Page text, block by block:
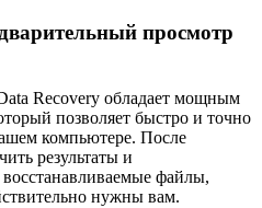
просмотр
Recovery обладает мощным
позволяет быстро и точно
компьютере. После
результаты и
файлы,
нужны вам.